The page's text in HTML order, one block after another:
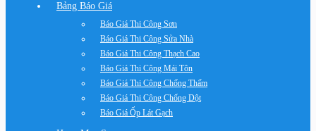
Bảng Báo Giá
Báo Giá Thi Công Sơn
Báo Giá Thi Công Sửa Nhà
Báo Giá Thi Công Thạch Cao
Báo Giá Thi Công Mái Tôn
Báo Giá Thi Công Chống Thấm
Báo Giá Thi Công Chống Dột
Báo Giá Ốp Lát Gạch